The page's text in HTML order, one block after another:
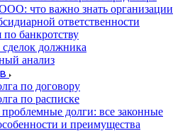
что важно знать организации
ответственности
по банкротству
должника
анализ
по договору
по расписке
долги: все законные
и преимущества